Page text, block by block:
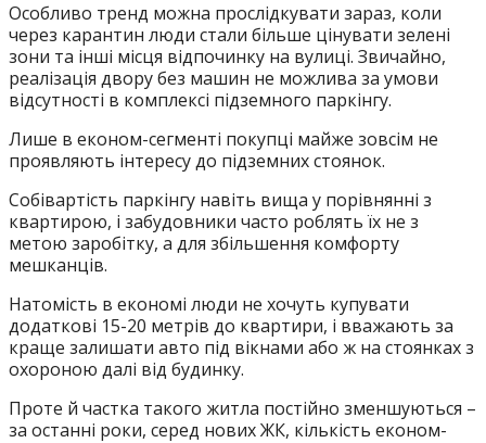
Особливо тренд можна прослідкувати зараз, коли
через карантин люди стали більше цінувати зелені
зони та інші місця відпочинку на вулиці. Звичайно,
реалізація двору без машин не можлива за умови
відсутності в комплексі підземного паркінгу.
Лише в економ-сегменті покупці майже зовсім не
проявляють інтересу до підземних стоянок.
Собівартість паркінгу навіть вища у порівнянні з
квартирою, і забудовники часто роблять їх не з
метою заробітку, а для збільшення комфорту
мешканців.
Натомість в економі люди не хочуть купувати
додаткові 15-20 метрів до квартири, і вважають за
краще залишати авто під вікнами або ж на стоянках з
охороною далі від будинку.
Проте й частка такого житла постійно зменшуються –
за останні роки, серед нових ЖК, кількість економ-